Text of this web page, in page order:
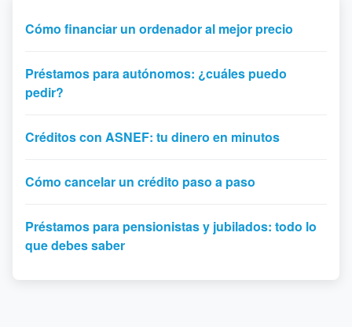
Cómo financiar un ordenador al mejor precio
Préstamos para autónomos: ¿cuáles puedo
pedir?
Créditos con ASNEF: tu dinero en minutos
Cómo cancelar un crédito paso a paso
Préstamos para pensionistas y jubilados: todo lo
que debes saber